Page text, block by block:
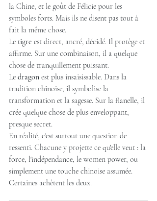
la Chine, et le goût de Félicie pour les
symboles forts. Mais ils ne disent pas tout à
fait la même chose.
Le tigre est direct, ancré, décidé. Il protège et
affirme. Sur une combinaison, il a quelque
chose de tranquillement puissant.
Le dragon est plus insaisissable. Dans la
tradition chinoise, il symbolise la
transformation et la sagesse. Sur la flanelle, il
crée quelque chose de plus enveloppant,
presque secret.
En réalité, c'est surtout une question de
ressenti. Chacune y projette ce qu'elle veut : la
force, l'indépendance, le women power, ou
simplement une touche chinoise assumée.
Certaines achètent les deux.